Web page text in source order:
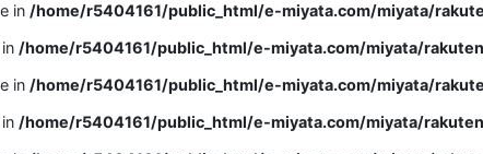
in /home/r5404161/public_html/e-miyata.com/miyata/
/home/r5404161/public_html/e-miyata.com/miyata/
in /home/r5404161/public_html/e-miyata.com/miyata/
/home/r5404161/public_html/e-miyata.com/miyata/